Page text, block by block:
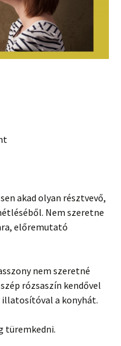
akad olyan résztvevő,
Nem szeretne
előremutató
nem szeretné
rózsaszín kendővel
a konyhát.
türemkedni.